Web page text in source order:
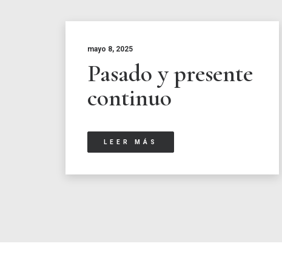
mayo 8, 2025
Pasado y presente
continuo
LEER MÁS